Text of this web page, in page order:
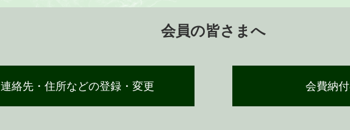
会員の皆さまへ
連絡先・住所などの登録・変更 会費納